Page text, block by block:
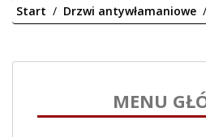
Start Drzwi antywłamaniowe
MENU